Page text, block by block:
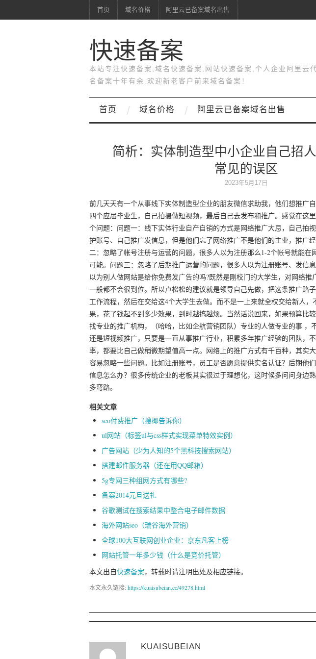
首页 域名价格 阿里云已备案域名出售
快速备案
本站专注快速备案,域名快速备案,网站快速备案,个人企业阿里云
名备案十年有余.欢迎新老客户前来域名备案！
首页 域名价格 阿里云已备案域名出售
简析：实体制造型中小企业自己招
常见的误区
2023年5月17日
前几天天有一个从事线下实体制造型企业的朋友微信求助我，他们想推广
四个应届毕业生，自己拍摄做短视频，最后自己去发布和推广。感觉在这
个问题：问题一：线下实体行业自产自销的方式是网络推广大忌，自己拍
护账号、自己推广发信息，但是他们忘了网络推广不是他们的主业，推广
二：忽略了帐号注册与运营的问题，很多人以为注册那么1-2个帐号就能在
可能。问题三：忽略了后期推广运营的问题，很多人以为注册账号、发信
以为别人做网站是给你免费发广告的吗?既然是刚校门的大学生，对网络推
一般都不会很到位。所以卢松松的建议就是领导自己先做，把这条推广路
工作流程，然后在交给这4个大学生去做。而不是一上来就全权交给新人
果，花了钱起不到多少效果，到时越搞越烦。当然话说回来，如果预算比
找专业的推广机构，（哈哈，比如企航营销团队）专业的人做专业的事 ，
还是短视频推广，只要是一直从事推广行业，积累多年推广经验的团队，
率，都要比自己做稍微期望值高一点。网络上的推广方式有千百种，其实
容易忽略一些问题。比如注册账号，员工是否愿意提供实名认证？后期他
信息怎么办？很多传统企业的老板其实很过于理想化，这时候多问问身边
多弯路。
相关文章
seo付费推广（搜椰告诉你）
ul网站（标签ul与css样式实现菜单特效实例）
广告网站（少为人知的5个黑科技搜索网站）
搭建邮件服务器（还在用QQ邮箱）
5g专网三种组网方式有哪些?
备案2014元旦送礼
谷歌测试在搜索结果中整合电子邮件数据
海外网站seo（瑞谷海外营销）
全球100大互联网创业企业：京东凡客上榜
网站托管一年多少钱（什么是竞价托管）
本文出自快速备案，转载时请注明出处及相应链接。
本文永久链接: https://kuaisubeian.cc/49278.html
KUAISUBEIAN